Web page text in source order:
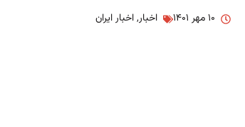
۱۰ مهر ۱۴۰۱ اخبار,اخبار ایران